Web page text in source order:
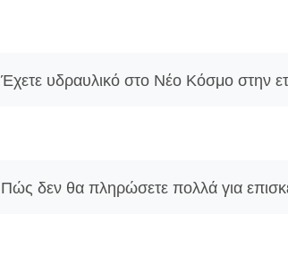
Έχετε υδραυλικό στο Νέο Κόσμο στην
Πώς δεν θα πληρώσετε πολλά για